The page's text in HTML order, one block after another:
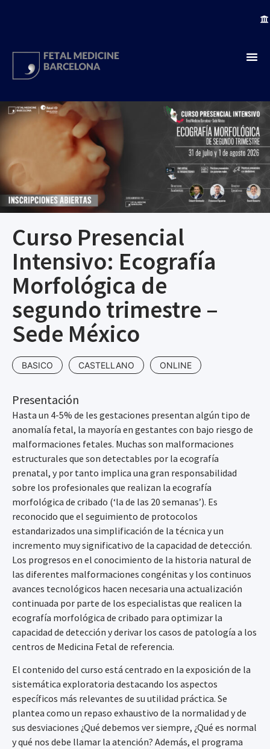
Curso Presencial
Intensivo: Ecografía
Morfológica de
segundo trimestre –
Sede México
BASICO CASTELLANO ONLINE
Presentación
Hasta un 4-5% de les gestaciones presentan algún tipo de
anomalía fetal, la mayoría en gestantes con bajo riesgo de
malformaciones fetales. Muchas son malformaciones
estructurales que son detectables por la ecografía
prenatal, y por tanto implica una gran responsabilidad
sobre los profesionales que realizan la ecografía
morfológica de cribado (‘la de las 20 semanas’). Es
reconocido que el seguimiento de protocolos
estandarizados una simplificación de la técnica y un
incremento muy significativo de la capacidad de detección.
Los progresos en el conocimiento de la historia natural de
las diferentes malformaciones congénitas y los continuos
avances tecnológicos hacen necesaria una actualización
continuada por parte de los especialistas que realicen la
ecografía morfológica de cribado para optimizar la
capacidad de detección y derivar los casos de patología a los
centros de Medicina Fetal de referencia.
El contenido del curso está centrado en la exposición de la
sistemática exploratoria destacando los aspectos
específicos más relevantes de su utilidad práctica. Se
plantea como un repaso exhaustivo de la normalidad y de
sus desviaciones ¿Qué debemos ver siempre, ¿Qué es normal
y qué nos debe llamar la atención? Además, el programa